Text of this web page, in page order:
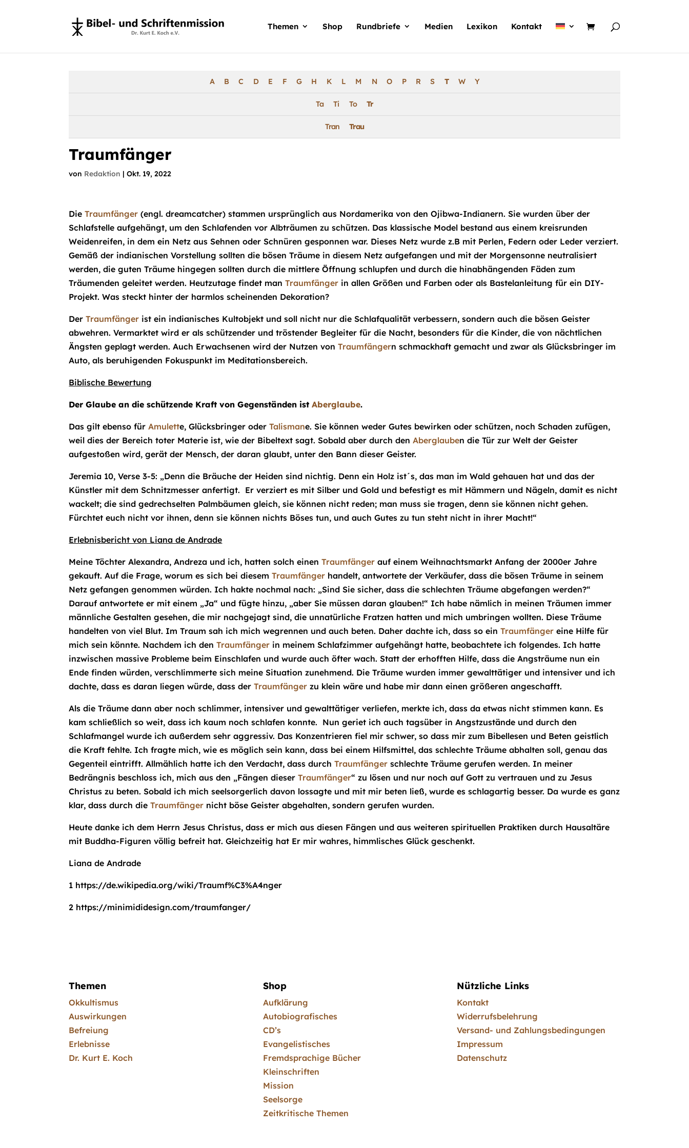
Themen Shop Rundbriefe Medien Lexikon Kontakt
A B C D E F G H K L M N O P R S T W Y
Ta Ti To Tr
Tran Trau
Traumfänger
von Redaktion |Okt. 19, 2022
DieTraumfänger (engl. dreamcatcher) stammen ursprünglich aus Nordamerika von den Ojibwa-Indianern. Sie wurden über der
Schlafstelle aufgehängt, um den Schlafenden vor Albträumen zu schützen. Das klassische Model bestand aus einem kreisrunden
Weidenreifen, in dem ein Netz aus Sehnen oder Schnüren gesponnen war. Dieses Netz wurde z.B mit Perlen, Federn oder Leder verziert.
Gemäß der indianischen Vorstellung sollten die bösen Träume in diesem Netz aufgefangen und mit der Morgensonne neutralisiert
werden, die guten Träume hingegen sollten durch die mittlere Öffnung schlupfen und durch die hinabhängenden Fäden zum
Träumenden geleitet werden. Heutzutage findet manTraumfänger in allen Größen und Farben oder als Bastelanleitung für ein DIY-
Projekt. Was steckt hinter der harmlos scheinenden Dekoration?
DerTraumfänger ist ein indianisches Kultobjekt und soll nicht nur die Schlafqualität verbessern, sondern auch die bösen Geister
abwehren. Vermarktet wird er als schützender und tröstender Begleiter für die Nacht, besonders für die Kinder, die von nächtlichen
Ängsten geplagt werden. Auch Erwachsenen wird der Nutzen vonTraumfängern schmackhaft gemacht und zwar als Glücksbringer im
Auto, als beruhigenden Fokuspunkt im Meditationsbereich.
Biblische Bewertung
Der Glaube an die schützende Kraft von Gegenständen istAberglaube.
Das gilt ebenso fürAmulette, Glücksbringer oderTalismane. Sie können weder Gutes bewirken oder schützen, noch Schaden zufügen,
weil dies der Bereich toter Materie ist, wie der Bibeltext sagt. Sobald aber durch denAberglauben die Tür zur Welt der Geister
aufgestoßen wird, gerät der Mensch, der daran glaubt, unter den Bann dieser Geister.
Jeremia 10, Verse 3-5: „Denn die Bräuche der Heiden sind nichtig. Denn ein Holz ist´s, das man im Wald gehauen hat und das der
Künstler mit dem Schnitzmesser anfertigt. Er verziert es mit Silber und Gold und befestigt es mit Hämmern und Nägeln, damit es nicht
wackelt; die sind gedrechselten Palmbäumen gleich, sie können nicht reden; man muss sie tragen, denn sie können nicht gehen.
Fürchtet euch nicht vor ihnen, denn sie können nichts Böses tun, und auch Gutes zu tun steht nicht in ihrer Macht!“
Erlebnisbericht von Liana de Andrade
Meine Töchter Alexandra, Andreza und ich, hatten solch einenTraumfänger auf einem Weihnachtsmarkt Anfang der 2000er Jahre
gekauft. Auf die Frage, worum es sich bei diesemTraumfänger handelt, antwortete der Verkäufer, dass die bösen Träume in seinem
Netz gefangen genommen würden. Ich hakte nochmal nach: „Sind Sie sicher, dass die schlechten Träume abgefangen werden?“
Darauf antwortete er mit einem „Ja“ und fügte hinzu, „aber Sie müssen daran glauben!“ Ich habe nämlich in meinen Träumen immer
männliche Gestalten gesehen, die mir nachgejagt sind, die unnatürliche Fratzen hatten und mich umbringen wollten. Diese Träume
handelten von viel Blut. Im Traum sah ich mich wegrennen und auch beten. Daher dachte ich, dass so einTraumfänger eine Hilfe für
mich sein könnte. Nachdem ich denTraumfänger in meinem Schlafzimmer aufgehängt hatte, beobachtete ich folgendes. Ich hatte
inzwischen massive Probleme beim Einschlafen und wurde auch öfter wach. Statt der erhofften Hilfe, dass die Angsträume nun ein
Ende finden würden, verschlimmerte sich meine Situation zunehmend. Die Träume wurden immer gewalttätiger und intensiver und ich
dachte, dass es daran liegen würde, dass derTraumfänger zu klein wäre und habe mir dann einen größeren angeschafft.
Als die Träume dann aber noch schlimmer, intensiver und gewalttätiger verliefen, merkte ich, dass da etwas nicht stimmen kann. Es
kam schließlich so weit, dass ich kaum noch schlafen konnte. Nun geriet ich auch tagsüber in Angstzustände und durch den
Schlafmangel wurde ich außerdem sehr aggressiv. Das Konzentrieren fiel mir schwer, so dass mir zum Bibellesen und Beten geistlich
die Kraft fehlte. Ich fragte mich, wie es möglich sein kann, dass bei einem Hilfsmittel, das schlechte Träume abhalten soll, genau das
Gegenteil eintrifft. Allmählich hatte ich den Verdacht, dass durchTraumfänger schlechte Träume gerufen werden. In meiner
Bedrängnis beschloss ich, mich aus den „Fängen dieserTraumfänger“ zu lösen und nur noch auf Gott zu vertrauen und zu Jesus
Christus zu beten. Sobald ich mich seelsorgerlich davon lossagte und mit mir beten ließ, wurde es schlagartig besser. Da wurde es ganz
klar, dass durch dieTraumfänger nicht böse Geister abgehalten, sondern gerufen wurden.
Heute danke ich dem Herrn Jesus Christus, dass er mich aus diesen Fängen und aus weiteren spirituellen Praktiken durch Hausaltäre
mit Buddha-Figuren völlig befreit hat. Gleichzeitig hat Er mir wahres, himmlisches Glück geschenkt.
Liana de Andrade
1 https://de.wikipedia.org/wiki/Traumf%C3%A4nger
2 https://minimididesign.com/traumfanger/
Themen
Okkultismus
Auswirkungen
Befreiung
Erlebnisse
Dr. Kurt E. Koch
Shop
Aufklärung
Autobiografisches
CD’s
Evangelistisches
Fremdsprachige Bücher
Kleinschriften
Mission
Seelsorge
Zeitkritische Themen
Nützliche Links
Kontakt
Widerrufsbelehrung
Versand- und Zahlungsbedingungen
Impressum
Datenschutz